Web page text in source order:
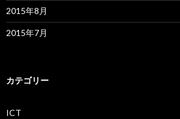
2015年8月
2015年7月
カテゴリー
ICT